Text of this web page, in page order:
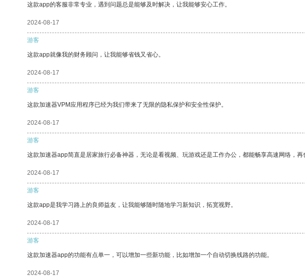
这款app的客服非常专业，遇到问题总是能够及时解决，让我能够安心工作。
2024-08-17
游客
这款app就像我的财务顾问，让我能够省钱又省心。
2024-08-17
游客
这款加速器VPM应用程序已经为我们带来了无限的隐私保护和安全性保护。
2024-08-17
游客
这款加速器app简直是居家旅行必备神器，无论是看视频、玩游戏还是工作办公，都能畅享高速网络，
2024-08-17
游客
这款app是我学习路上的良师益友，让我能够随时随地学习新知识，拓宽视野。
2024-08-17
游客
这款加速器app的功能有点单一，可以增加一些新功能，比如增加一个自动切换线路的功能。
2024-08-17